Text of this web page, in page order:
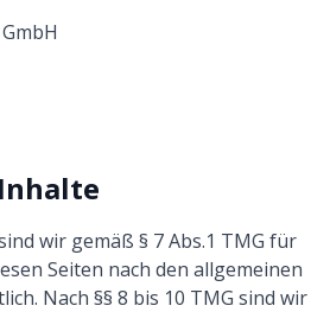
wir gemäß § 7 Abs.1 TMG für
Seiten nach den allgemeinen
Nach §§ 8 bis 10 TMG sind wir